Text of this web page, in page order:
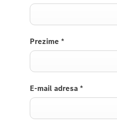
Prezime *
E-mail adresa *